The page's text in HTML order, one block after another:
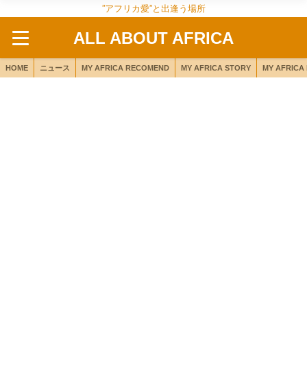
”アフリカ愛”と出逢う場所
ALL ABOUT AFRICA
HOME ニュース MY AFRICA RECOMEND MY AFRICA STORY MY AFRICA